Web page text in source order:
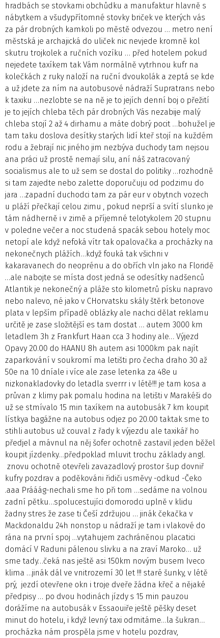
hradbách se stovkami obchůdku a manufaktur hlavně s
nábytkem a všudypřítomné stovky briček ve kterých vás
za pár drobných kamkoli po městě odvezou … metro není
městská je archajická do uliček nic nevjede kromně kol
skutru trojkolek a ručních vozíku … před hotelem pokud
nejedete taxíkem tak Vám normálně vytrhnou kufr na
kolečkách z ruky naloží na ruční dvoukolák a zeptá se kde
a už jdete za ním na autobusové nádraží Supratrans nebo
k taxiku …nezlobte se na ně je to jejích denní boj o přežití
je to jejích chleba těch pár drobných Vás nezabije malý
chleba stojí 2 až 4 dirhamu a máte dobrý pocit …bohužel je
tam taku doslova desítky starých lidí kteř stojí na kuždém
rodu a žebrají nic jiného jim nezbýva duchody tam nejsou
ana práci už prostě nemají silu, aní náš zatracovaný
socialismus ale to už sem se dostal do politiky …rozhodně
si tam zajedte nebo zalette doporučuju od podzimu do
jara …zapadní duchodci tam za pár eur v obytnch vozech
u pláží přečkají celou zimu , pokud neprší a svítí slunko je
tám nádherně i v zimě a příjemné telotykolem 20 stupnu
v poledne večer a noc studená spacák sebou hotely moc
netopí ale když nefoká vítr tak opalovačka a procházky na
nekonečnych plážích…když fouká tak všichni v
kakaravanech do neoprénu a do obřích vln jako na Floridě
…ale nabojte se místa dost jedná se odesítky nadšenců
Atlantik je nekonečný a pláže sto kilometrů písku napravo
nebo nalevo, né jako v CHorvatsku skály štěrk betonove
plata v lepším případě oblázky ale nachci dělat reklamu
určitě je zase složitější es tam dostat … autem 3000 km
letadlem 3h z Frankfurt Haan cca 3 hodiny ale… Výjezd
Opavy 20.00 do HAANU 8h autem asi 1000km pak najít
zaparkování v soukromí ma letišti pro čecha draho 30 až
50e na 10 dníale i více ale zase letenka za 48e u
nizkonakladovky do letadla sverrr i v létě!!! je tam kosa a
průvan z klimy pak pomalu hodina na letišti v Marakéši do
už se stmívalo 15 min taxíkem na autobusák 7 km koupit
lístkya bagážne na autobus odjez po 20.00 taktak sme to
stihli autobus už couval z řady k výjezdu ale taxikář ho
předjel a mávnul na něj šofer ochotně zastavil jeden běžel
koupit jízdenky…předpoklad mluvit trochu základy angl.
znovu ochotně otevřeli zavazadlový prostor šup dovniř
kufry pozdrav a poděkováni řidiči usměvy -odkud -Čeko
.aaa Prááág-nechali sme ho při tom …sedáme na volnou
zadní pětku…spolucestujíci domorodci uplně v klidu
žadny stres že zase ti Češí zdržujou … jinák čekačka v
Mackdonaldu 24h nonstop u nádraží je tam i vlakové do
rána na první spoj …vytahujem zachráněnou placatici
domácí V Raduni pálenou slivku a na zraví Maroko… už
sme tady…čeká nas ještě asi 150km novým busem Iveco
klima …jinák dál ve vnitrozemí 30 let !!! staré šunky, v létě
prý, jezdí otevřene okn i troje dveře žádna křeč a nějaké
předpisy … po dvou hodinách jízdy s 15 min pauzou
dorážíme na autobusák v Essaouiře ještě pěšky deset
minut do hotelu, i když levný taxi odmitáme…la šukran…
procházka nám prospěla jsme v hotelu pozdrav,